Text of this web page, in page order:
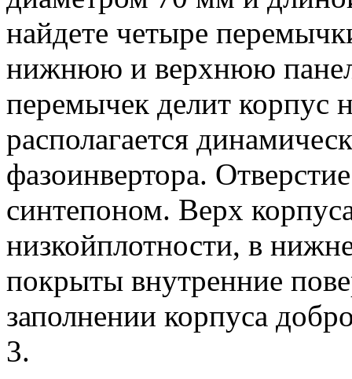
найдете четыре
нижнюю и верхнюю
перемычек делит корпус
располагается
фазоинвертора.
синтепоном. Верх
низкойплотности, в
покрыты внутренние
заполнении корпуса
3.